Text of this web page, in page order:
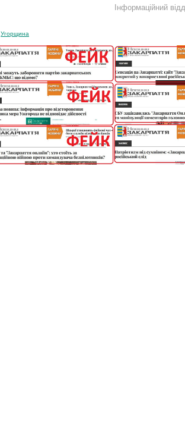
Інформаційний
Угорщина